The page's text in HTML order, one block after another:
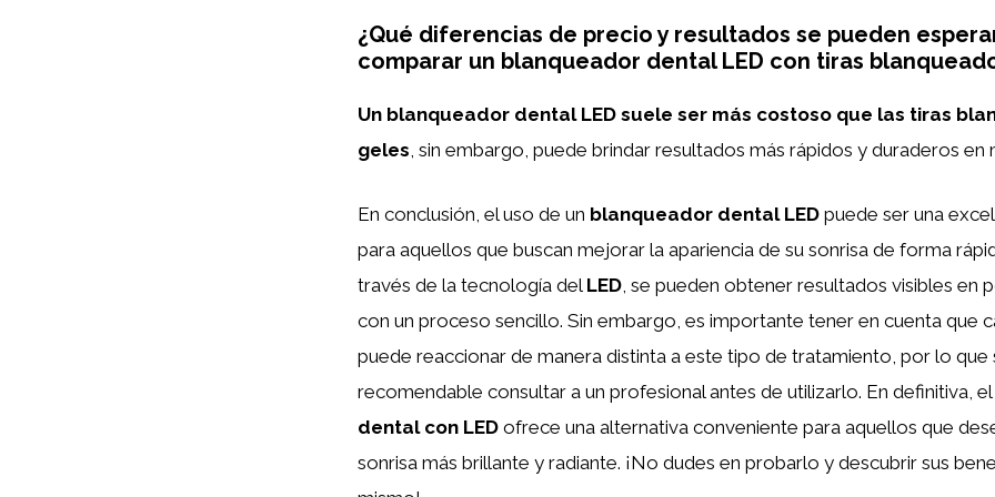
¿Qué diferencias de precio y resultados se pueden
comparar un blanqueador dental LED con tiras
Un blanqueador dental LED suele ser más costoso que las tiras
geles, sin embargo, puede brindar resultados más rápidos y duraderos en
En conclusión, el uso de un blanqueador dental LED puede ser una
para aquellos que buscan mejorar la apariencia de su sonrisa de forma
través de la tecnología del LED , se pueden obtener resultados visibles en
con un proceso sencillo. Sin embargo, es importante tener en cuenta que
puede reaccionar de manera distinta a este tipo de tratamiento, por lo que
recomendable consultar a un profesional antes de utilizarlo. En definitiva, el
dental con LED ofrece una alternativa conveniente para aquellos que
sonrisa más brillante y radiante. ¡No dudes en probarlo y descubrir sus